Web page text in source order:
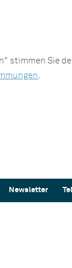
stimmen Sie
.
Newsletter